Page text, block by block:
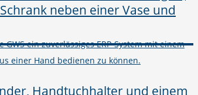
ein zuverlässiges ERP-System mit einem
einer Hand bedienen zu können.